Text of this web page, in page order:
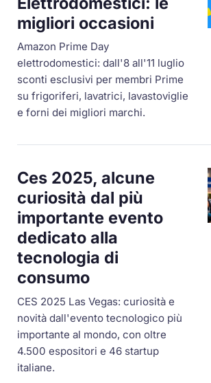
migliori occasioni
Amazon Prime Day
elettrodomestici: dall'8 all'11 luglio
sconti esclusivi per membri Prime
su frigoriferi, lavatrici, lavastoviglie
e forni dei migliori marchi.
Ces 2025, alcune
curiosità dal più
importante evento
dedicato alla
tecnologia di
consumo
CES 2025 Las Vegas: curiosità e
novità dall'evento tecnologico più
importante al mondo, con oltre
4.500 espositori e 46 startup
italiane.